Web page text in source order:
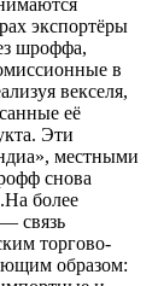
экспортёры
шроффа,
в
векселя,
её
Эти
местными
снова
более
связь
торгово-
образом: